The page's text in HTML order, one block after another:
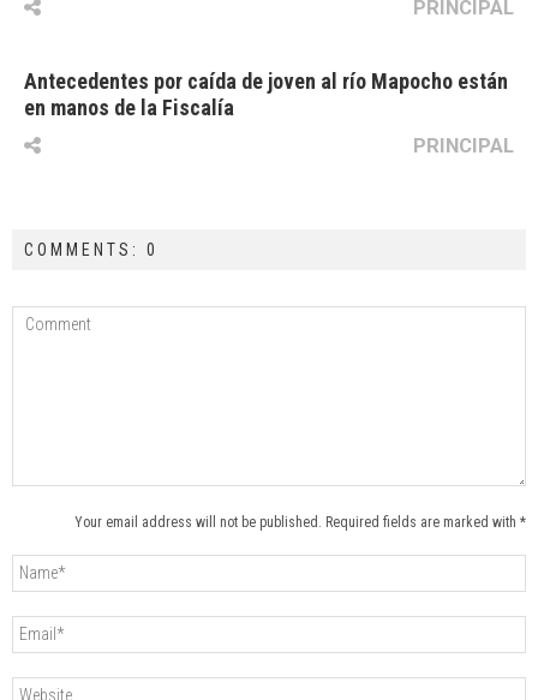
PRINCIPAL
Antecedentes por caída de joven al río Mapocho están
en manos de la Fiscalía
PRINCIPAL
COMMENTS: 0
Your email address will not be published. Required fields are marked with *